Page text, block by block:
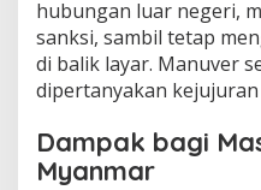
hubungan luar negeri,
sanksi, sambil tetap
di balik layar. Manuver
dipertanyakan
Dampak bagi
Myanmar